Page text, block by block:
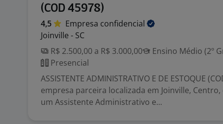
(COD 45978)
4,5 Empresa confidencial
Joinville - SC
R$ 2.500,00 a R$ 3.000,00
Ensino Médio (2º
Presencial
ASSISTENTE ADMINISTRATIVO E DE ESTOQUE
empresa parceira localizada em Joinville,
um Assistente Administrativo e...